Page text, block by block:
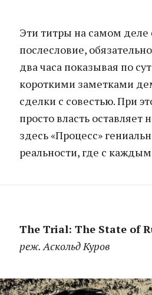
Эти титры на самом деле
послесловие,
два часа показывая по
короткими заметками
сделки с совестью. При
просто власть оставляет
здесь «Процесс»
реальности, где с
The Trial: The State of
реж. Аскольд Куров